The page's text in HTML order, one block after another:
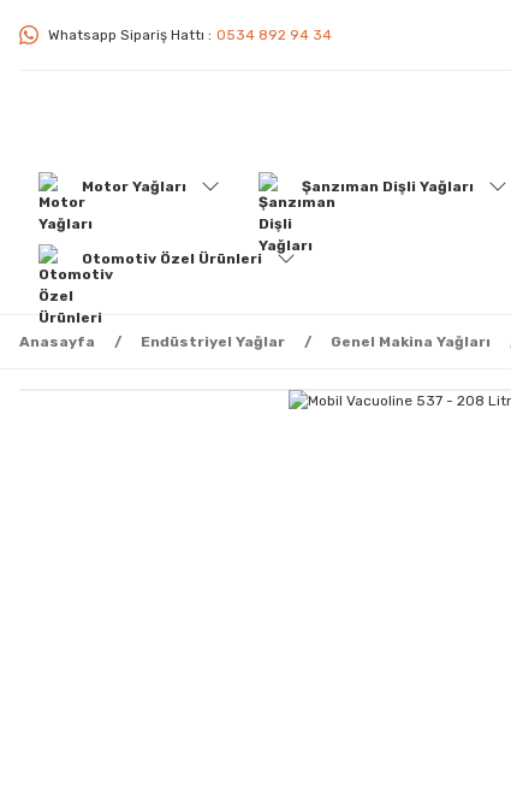
Whatsapp Sipariş Hattı : 0534 892 94 34
Motor Yağları Şanzıman Dişli Yağları
Otomotiv Özel Ürünleri
Anasayfa Endüstriyel Yağlar Genel Makina Yağları